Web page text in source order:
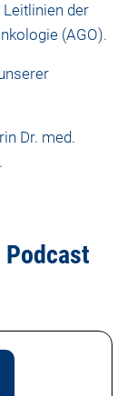
Leitlinien der
(AGO).
Dr. med.
Podcast